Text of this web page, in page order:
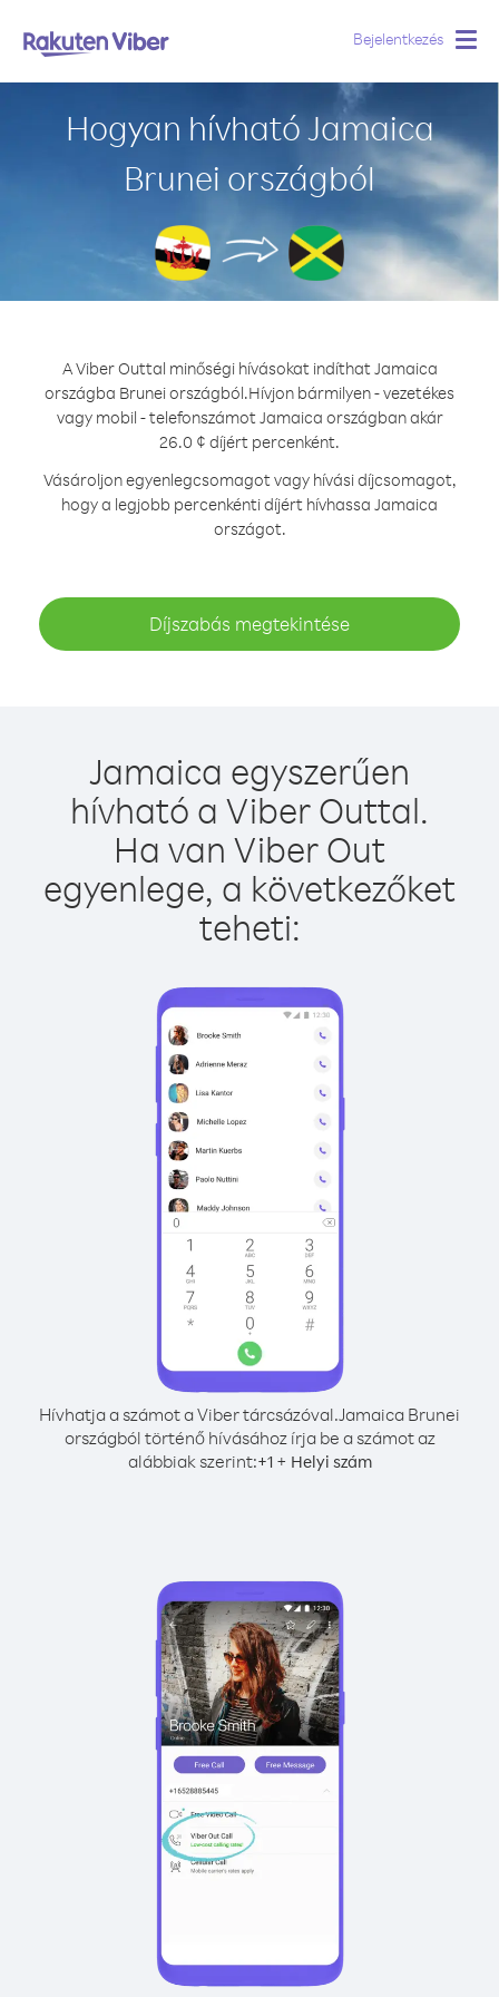
Bejelentkezés
Hogyan hívható Jamaica
Brunei országból
A Viber Outtal minőségi hívásokat indíthat Jamaica
országba Brunei országból.Hívjon bármilyen - vezetékes
vagy mobil - telefonszámot Jamaica országban akár
26.0 ¢ díjért percenként.
Vásároljon egyenlegcsomagot vagy hívási díjcsomagot,
hogy a legjobb percenkénti díjért hívhassa Jamaica
országot.
Díjszabás megtekintése
Jamaica egyszerűen
hívható a Viber Outtal.
Ha van Viber Out
egyenlege, a következőket
teheti:
Hívhatja a számot a Viber tárcsázóval.Jamaica Brunei
országból történő hívásához írja be a számot az
alábbiak szerint:+1+ Helyi szám